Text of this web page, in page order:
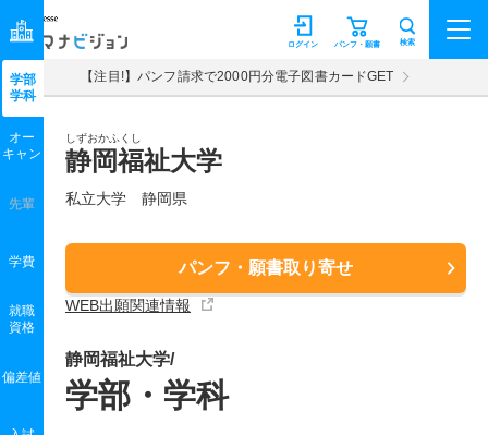
マナビジョン パンフ・願書
ログイン 検索
【注目!】パンフ請求で2000円分電子図書カードGET
しずおかふくし
静岡福祉大学
私立大学 静岡県
パンフ・願書取り寄せ
WEB出願関連情報
学部
学科
オー
キャン
先輩
学費
就職
資格
偏差値
静岡福祉大学/
学部・学科